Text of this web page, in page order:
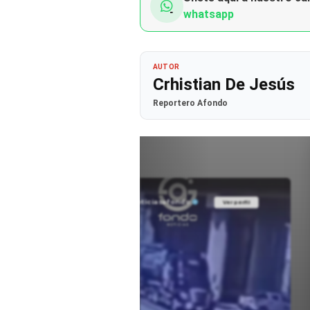
whatsapp
AUTOR
Crhistian De Jesús
Reportero Afondo
Ver perfil
@noticiasafondo Ver perfil